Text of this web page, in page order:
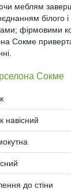
меблям
білого
фірмовими
Сокме
Сокме
навісний
до стіни